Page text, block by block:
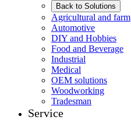
Back to Solutions
Agricultural and farm
Automotive
DIY and Hobbies
Food and Beverage
Industrial
Medical
OEM solutions
Woodworking
Tradesman
Service